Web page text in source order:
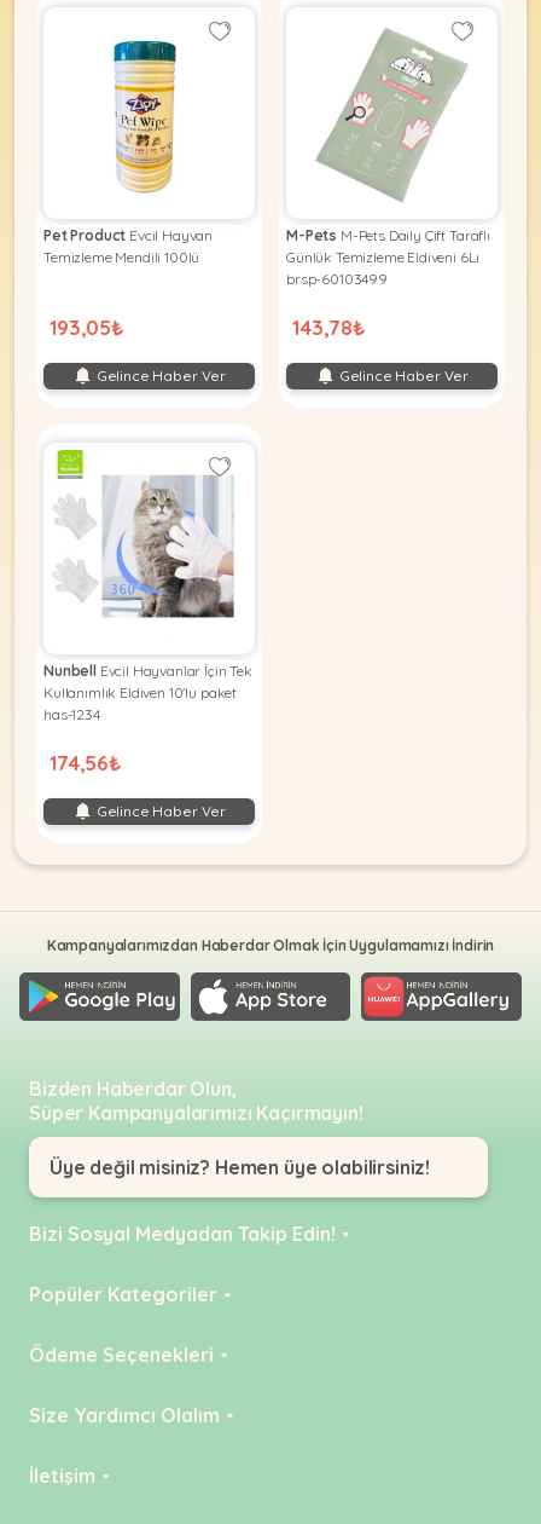
Pet Product Evcil Hayvan
Temizleme Mendili 100lü
193,05₺
Gelince Haber Ver
M-Pets M-Pets Daily Çift Taraflı
Günlük Temizleme Eldiveni 6Lı
brsp-60103499
143,78₺
Gelince Haber Ver
Nunbell
Evcil Hayvanlar İçin Tek
Kullanımlık Eldiven 10'lu paket
has-1234
174,56₺
Gelince Haber Ver
Kampanyalarımızdan Haberdar Olmak İçin Uygulamamızı İndirin
Bizden Haberdar Olun,
Süper Kampanyalarımızı Kaçırmayın!
Üye değil misiniz? Hemen üye olabilirsiniz!
Bizi Sosyal Medyadan Takip Edin!
Instagram
Tiktok
Popüler Kategoriler
KEDİ
BALIK
Ödeme Seçenekleri
Kredi Kartı
Size Yardımcı Olalım
Teslimat Ücretleri
İletişim